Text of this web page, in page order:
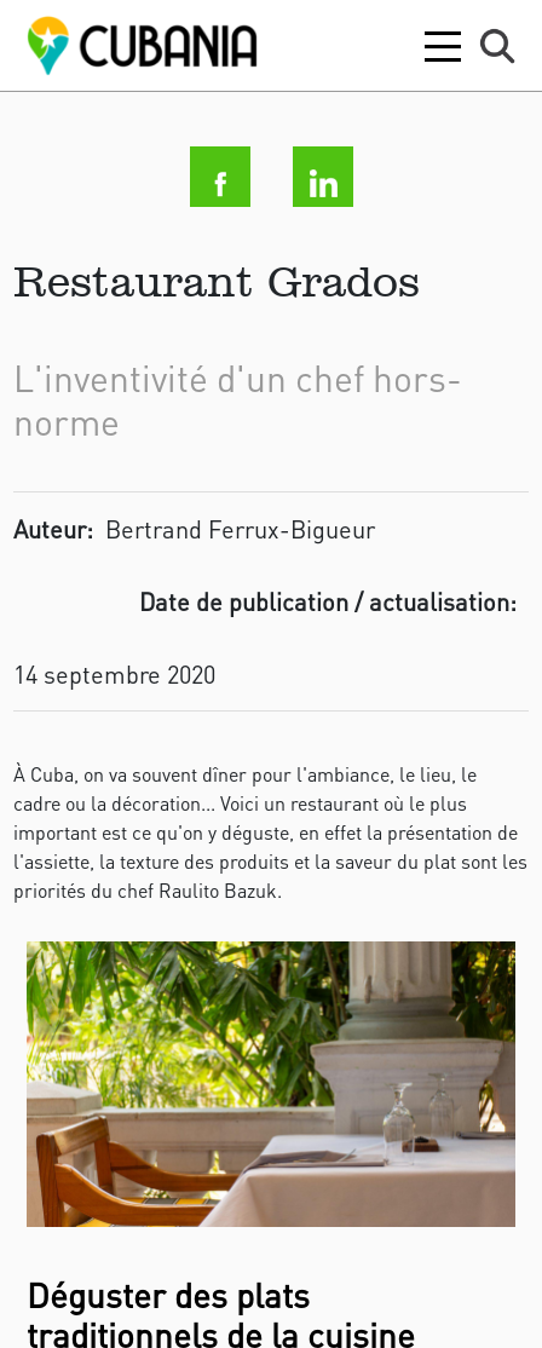
Restaurant Grados
L'inventivité d'un chef hors-
norme
Auteur: Bertrand Ferrux-Bigueur
Date de publication / actualisation:
14 septembre 2020
À Cuba, on va souvent dîner pour l'ambiance, le lieu, le
cadre ou la décoration... Voici un restaurant où le plus
important est ce qu'on y déguste, en effet la présentation de
l'assiette, la texture des produits et la saveur du plat sont les
priorités du chef Raulito Bazuk.
Déguster des plats
traditionnels de la cuisine